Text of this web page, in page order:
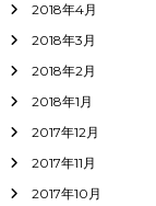
2018年4月
2018年3月
2018年2月
2018年1月
2017年12月
2017年11月
2017年10月